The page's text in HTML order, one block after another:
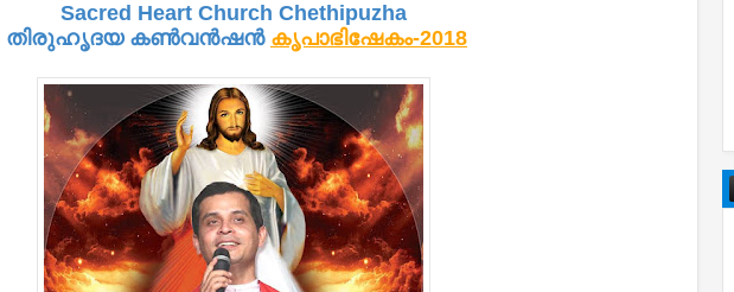
Sacred Heart Church Chethipuzha
തിരുഹൃദയ കണ്‍വന്‍ഷന്‍ കൃപാഭിഷേകം-2018